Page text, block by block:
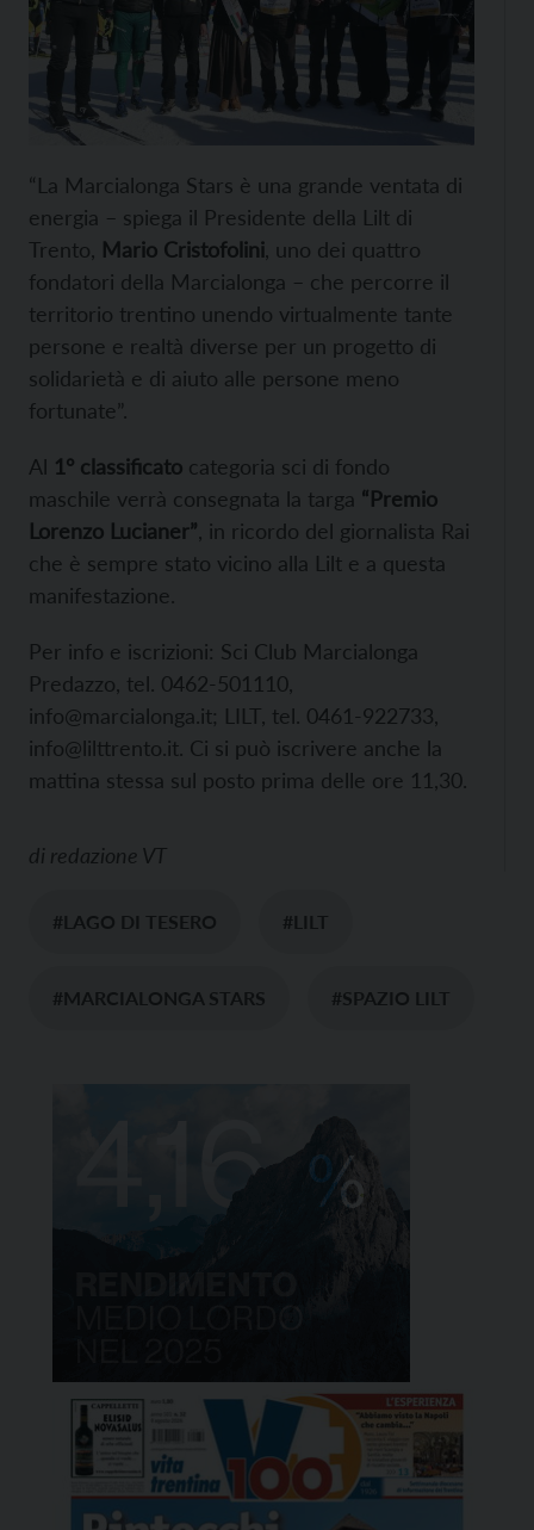
“La Marcialonga Stars è una grande ventata di
energia – spiega il Presidente della Lilt di
Trento, Mario Cristofolini , uno dei quattro
fondatori della Marcialonga – che percorre il
territorio trentino unendo virtualmente tante
persone e realtà diverse per un progetto di
solidarietà e di aiuto alle persone meno
fortunate”.
Al 1° classificato categoria sci di fondo
maschile verrà consegnata la targa “Premio
Lorenzo Lucianer” , in ricordo del giornalista Rai
che è sempre stato vicino alla Lilt e a questa
manifestazione.
Per info e iscrizioni: Sci Club Marcialonga
Predazzo, tel. 0462-501110,
info@marcialonga.it; LILT, tel. 0461-922733,
info@lilttrento.it. Ci si può iscrivere anche la
mattina stessa sul posto prima delle ore 11,30.
di redazione VT
#LAGO DI TESERO #LILT
#MARCIALONGA STARS #SPAZIO LILT